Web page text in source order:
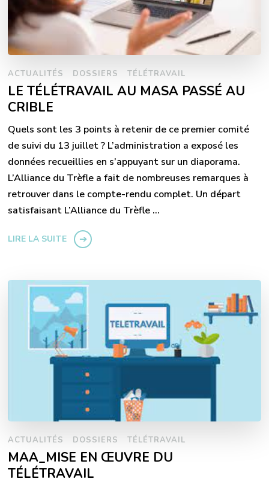
ACTUALITÉS DOSSIERS TÉLÉTRAVAIL
LE TÉLÉTRAVAIL AU MASA PASSÉ AU
CRIBLE
Quels sont les 3 points à retenir de ce premier comité
de suivi du 13 juillet ? L’administration a exposé les
données recueillies en s’appuyant sur un diaporama.
L’Alliance du Trèfle a fait de nombreuses remarques à
retrouver dans le compte-rendu complet. Un départ
satisfaisant L’Alliance du Trèfle …
LIRE LA SUITE
ACTUALITÉS DOSSIERS TÉLÉTRAVAIL
MAA_MISE EN ŒUVRE DU
TÉLÉTRAVAIL